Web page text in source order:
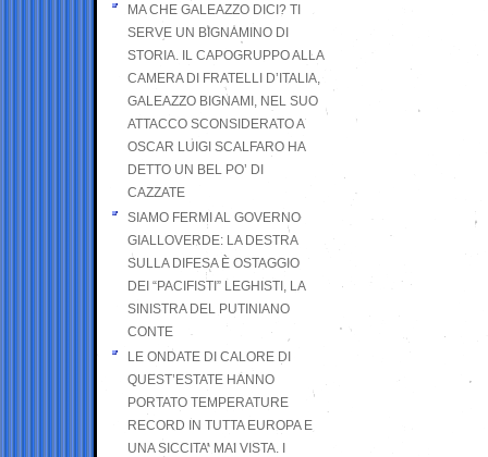
MA CHE GALEAZZO DICI? TI
SERVE UN BIGNAMINO DI
STORIA. IL CAPOGRUPPO ALLA
CAMERA DI FRATELLI D’ITALIA,
GALEAZZO BIGNAMI, NEL SUO
ATTACCO SCONSIDERATO A
OSCAR LUIGI SCALFARO HA
DETTO UN BEL PO’ DI
CAZZATE
SIAMO FERMI AL GOVERNO
GIALLOVERDE: LA DESTRA
SULLA DIFESA È OSTAGGIO
DEI “PACIFISTI” LEGHISTI, LA
SINISTRA DEL PUTINIANO
CONTE
LE ONDATE DI CALORE DI
QUEST’ESTATE HANNO
PORTATO TEMPERATURE
RECORD IN TUTTA EUROPA E
UNA SICCITA’ MAI VISTA. I